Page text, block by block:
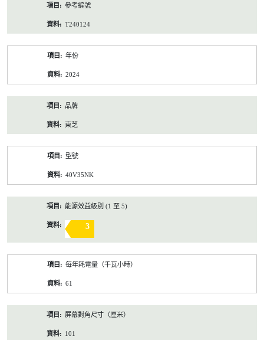
參考編號
T240124
年份
2024
品牌
東芝
型號
40V35NK
能源效益級別 (1 至 5)
3
每年耗電量（千瓦小時）
61
屏幕對角尺寸（厘米）
101